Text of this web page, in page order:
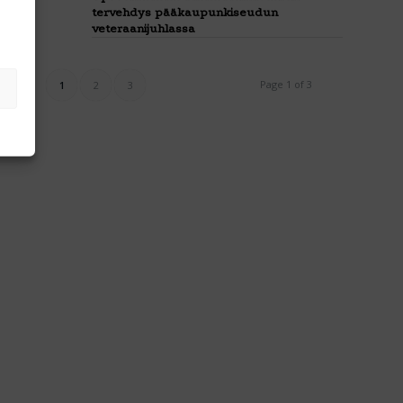
tervehdys pääkaupunkiseudun
veteraanijuhlassa
Page 1 of 3
1 2 3